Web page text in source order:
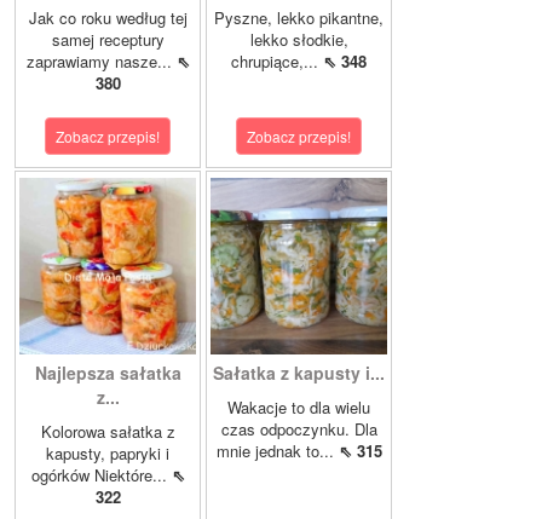
Jak co roku według tej
samej receptury
zaprawiamy nasze... ⇖
380
Zobacz przepis!
Pyszne, lekko pikantne,
lekko słodkie,
chrupiące,... ⇖ 348
Zobacz przepis!
Najlepsza sałatka
z...
Kolorowa sałatka z
kapusty, papryki i
ogórków Niektóre... ⇖
322
Sałatka z kapusty i...
Wakacje to dla wielu
czas odpoczynku. Dla
mnie jednak to... ⇖ 315